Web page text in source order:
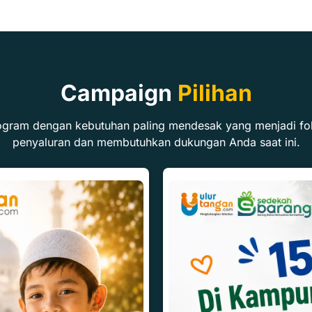
Campaign Pilihan
dengan kebutuhan paling mendesak yang menjadi
penyaluran dan membutuhkan dukungan Anda saat ini.